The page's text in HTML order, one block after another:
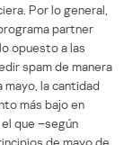
Por lo general,
partner
opuesto a las
spam de manera
la cantidad
más bajo en
que –según